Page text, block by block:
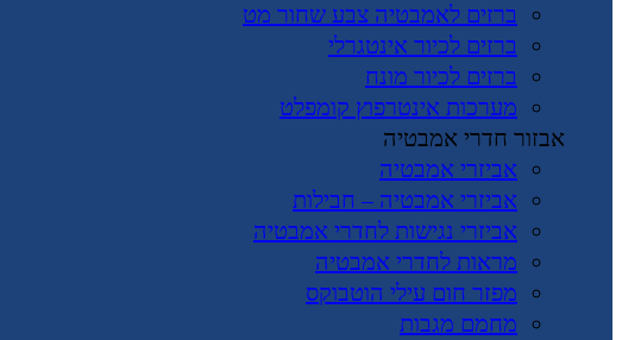
ברזים לאמבטיה צבע שחור מט
ברזים לכיור אינטגרלי
ברזים לכיור מונח
מערכות אינטרפוץ קומפלט
אבזור חדרי אמבטיה
אביזרי אמבטיה
אביזרי אמבטיה – חבילות
אביזרי נגישות לחדרי אמבטיה
מראות לחדרי אמבטיה
מפזר חום עילי הוטבוקס
מחמם מגבות